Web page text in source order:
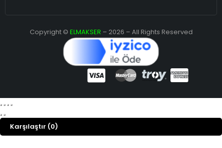
Copyright © ELMAKSER – 2026 – All Rights Reserved
Karşılaştır (0)